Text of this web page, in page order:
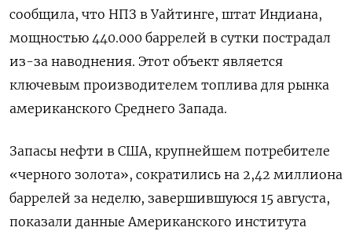
сообщила, что НПЗ в Уайтинге, штат Индиана,
мощностью 440.000 баррелей в сутки пострадал
из-за наводнения. Этот объект является
ключевым производителем топлива для рынка
американского Среднего Запада.
Запасы нефти в США, крупнейшем потребителе
«черного золота», сократились на 2,42 миллиона
баррелей за неделю, завершившуюся 15 августа,
показали данные Американского института